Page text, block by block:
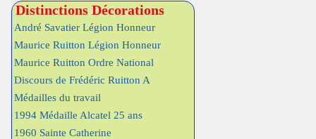
Distinctions Décorations
André Savatier Légion Honneur
Maurice Ruitton Légion Honneur
Maurice Ruitton Ordre National
Discours de Frédéric Ruitton A
Médailles du travail
1994 Médaille Alcatel 25 ans
1960 Sainte Catherine